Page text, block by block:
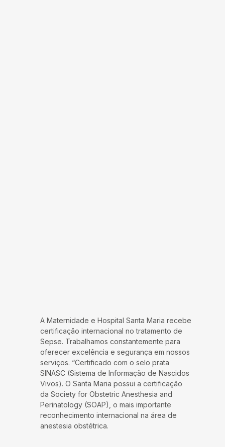
A Maternidade e Hospital Santa Maria recebe
certificação internacional no tratamento de
Sepse. Trabalhamos constantemente para
oferecer excelência e segurança em nossos
serviços. “Certificado com o selo prata
SINASC (Sistema de Informação de Nascidos
Vivos). O Santa Maria possui a certificação
da Society for Obstetric Anesthesia and
Perinatology (SOAP), o mais importante
reconhecimento internacional na área de
anestesia obstétrica.